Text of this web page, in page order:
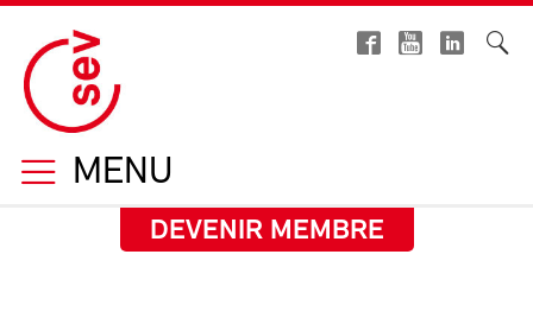
MENU
DEVENIR MEMBRE